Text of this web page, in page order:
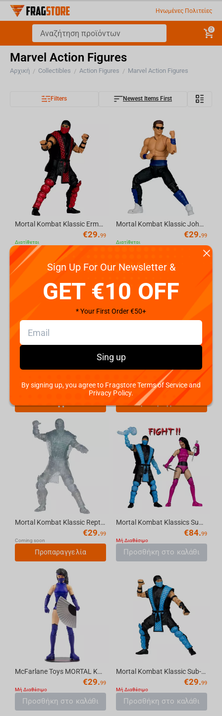
Ηνωμένες Πολιτείες
0
Marvel Action Figures
Αρχική / Collectibles / Action Figures / Marvel Action Figures
Filters Newest Items First
Mortal Kombat Klassic Ermac 7in Action Figure McFarlane Toys
€29.99
Διατίθεται
Mortal Kombat Klassic Johnny Cage 7in Action Figure McFarlane Toys
€29.99
Διατίθεται
€24.49
Mortal Kombat Klassic Sub-Zero (Ice Clone) 7in Action Figure McFarlane Toys
€ 29.
Coming soon
Προπαραγγελία
Mortal Kombat Klassic Reptile (Invisible) 7in Action Figure McFarlane Toys
€29.99
Coming soon
Προπαραγγελία
Mortal Kombat Klassics Sub-Zero vs Mileena 7in Action Figure Deluxe 2-Pack McFarlane ...
€84.99
Μή Διαθέσιμο
Προσθήκη στο καλάθι
McFarlane Toys MORTAL KOMBAT KLASSIC - Kitana (Red Platinum Chase Edition) Figure (18...
€29.99
Μή Διαθέσιμο
Προσθήκη στο καλάθι
Mortal Kombat Klassic Sub-Zero 7in Action Figure McFarlane Toys
€29.99
Μή Διαθέσιμο
Προσθήκη στο καλάθι
Sign Up For Our Newsletter &
GET €10 OFF
* Your First Order €50+
Sing up
By signing up, you agree to Fragstore Terms of Service and
Privacy Policy.